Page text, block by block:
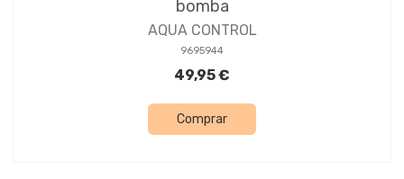
bomba
AQUA CONTROL
9695944
49,95 €
Comprar